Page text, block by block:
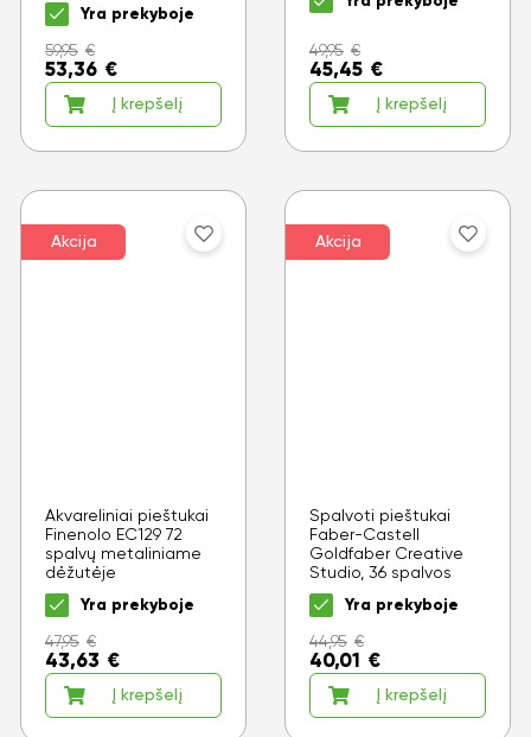
Yra prekyboje
59,95 €
53,36 €
Į krepšelį
49,95 €
45,45 €
Į krepšelį
Akcija
Akvareliniai pieštukai
Finenolo EC129 72
spalvų metaliniame
dėžutėje
Yra prekyboje
47,95 €
43,63 €
Į krepšelį
Akcija
Spalvoti pieštukai
Faber-Castell
Goldfaber Creative
Studio, 36 spalvos
Yra prekyboje
44,95 €
40,01 €
Į krepšelį